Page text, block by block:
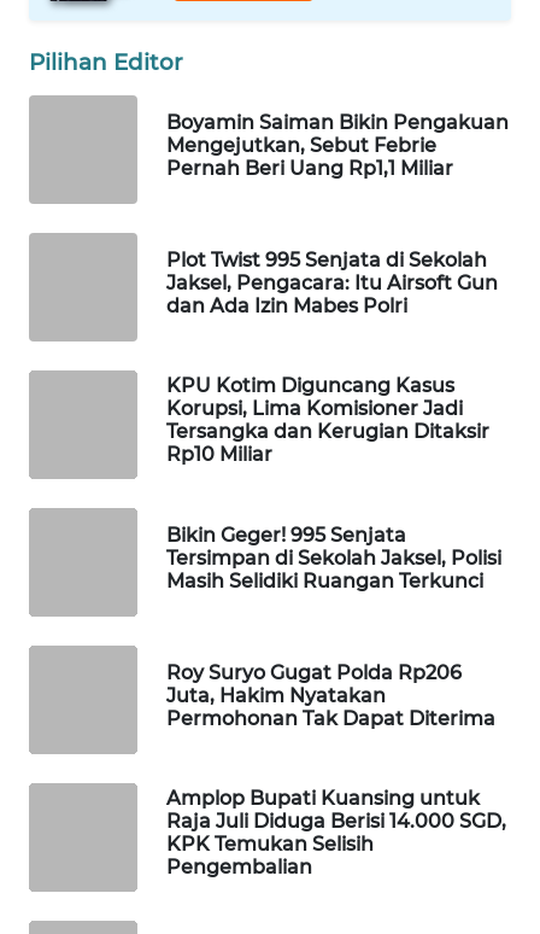
Pilihan Editor
Boyamin Saiman Bikin Pengakuan
Mengejutkan, Sebut Febrie
Pernah Beri Uang Rp1,1 Miliar
Plot Twist 995 Senjata di Sekolah
Jaksel, Pengacara: Itu Airsoft Gun
dan Ada Izin Mabes Polri
KPU Kotim Diguncang Kasus
Korupsi, Lima Komisioner Jadi
Tersangka dan Kerugian Ditaksir
Rp10 Miliar
Bikin Geger! 995 Senjata
Tersimpan di Sekolah Jaksel, Polisi
Masih Selidiki Ruangan Terkunci
Roy Suryo Gugat Polda Rp206
Juta, Hakim Nyatakan
Permohonan Tak Dapat Diterima
Amplop Bupati Kuansing untuk
Raja Juli Diduga Berisi 14.000 SGD,
KPK Temukan Selisih
Pengembalian
WAHANA
ADVOKAT
INFRASTRUKTUR
WAHANA
LISTRIK
ID